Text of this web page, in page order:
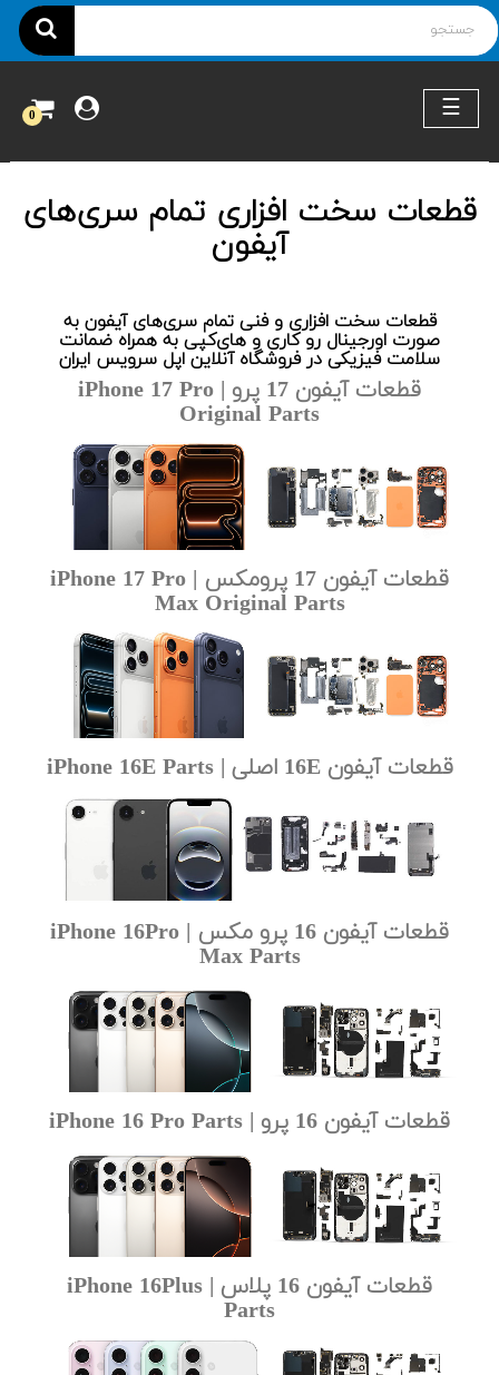
ناوبری
☰
0
قطعات سخت افزاری تمام سری‌های
آیفون
قطعات سخت افزاری و فنی تمام سری‌های آیفون به
صورت اورجینال رو کاری و های‌کپی به همراه ضمانت
سلامت فیزیکی در فروشگاه آنلاین اپل سرویس ایران
قطعات آیفون 17 پرو | iPhone 17 Pro
Original Parts
قطعات آیفون 17 پرومکس | iPhone 17 Pro
Max Original Parts
قطعات آیفون 16E اصلی | iPhone 16E Parts
قطعات آیفون 16 پرو مکس | iPhone 16Pro
Max Parts
قطعات آیفون 16 پرو | iPhone 16 Pro Parts
قطعات آیفون 16 پلاس | iPhone 16Plus
Parts